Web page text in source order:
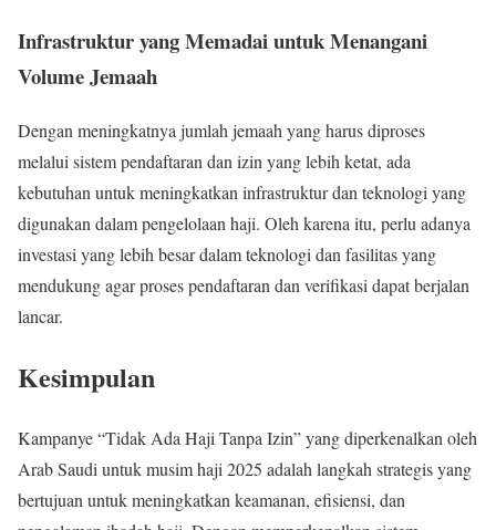
Infrastruktur yang Memadai untuk Menangani
Volume Jemaah
Dengan meningkatnya jumlah jemaah yang harus diproses
melalui sistem pendaftaran dan izin yang lebih ketat, ada
kebutuhan untuk meningkatkan infrastruktur dan teknologi yang
digunakan dalam pengelolaan haji. Oleh karena itu, perlu adanya
investasi yang lebih besar dalam teknologi dan fasilitas yang
mendukung agar proses pendaftaran dan verifikasi dapat berjalan
lancar.
Kesimpulan
Kampanye “Tidak Ada Haji Tanpa Izin” yang diperkenalkan oleh
Arab Saudi untuk musim haji 2025 adalah langkah strategis yang
bertujuan untuk meningkatkan keamanan, efisiensi, dan